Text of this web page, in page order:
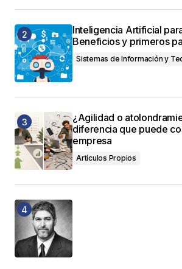
Inteligencia Artificial
Beneficios y primeros
Sistemas de Información y
¿Agilidad o
diferencia que puede
empresa
Artículos Propios